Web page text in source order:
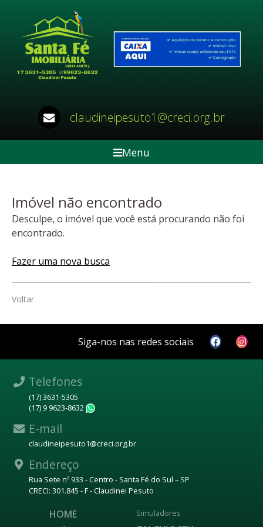
claudineipesuto1@creci.org.br
Menu
Imóvel não encontrado
Desculpe, o imóvel que você está procurando não foi
encontrado.
Fazer uma nova busca
Voltar
Siga-nos nas redes sociais
Telefones
(17) 3631-5305
(17) 9 9623-8632
E-mail
claudineipesuto1@creci.org.br
Endereço
Rua Sete nº 933 - Centro - Santa Fé do Sul – SP
CRECI: 301.845 - F - Claudinei Pesuto
HOME
Simuladores